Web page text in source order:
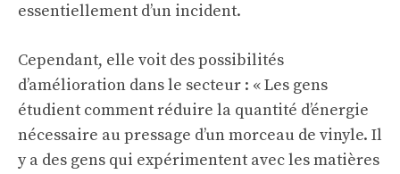
essentiellement d’un incident.
Cependant, elle voit des possibilités
d’amélioration dans le secteur : « Les gens
étudient comment réduire la quantité d’énergie
nécessaire au pressage d’un morceau de vinyle. Il
y a des gens qui expérimentent avec les matières